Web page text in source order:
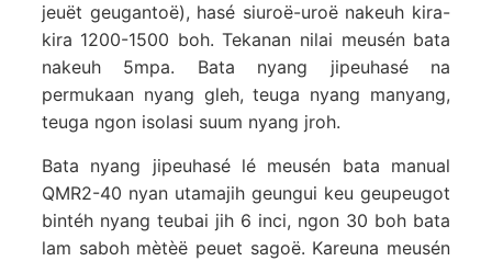
jeuët geugantoë), hasé siuroë-uroë nakeuh kira-
kira 1200-1500 boh. Tekanan nilai meusén bata
nakeuh 5mpa. Bata nyang jipeuhasé na
permukaan nyang gleh, teuga nyang manyang,
teuga ngon isolasi suum nyang jroh.
Bata nyang jipeuhasé lé meusén bata manual
QMR2-40 nyan utamajih geungui keu geupeugot
bintéh nyang teubai jih 6 inci, ngon 30 boh bata
lam saboh mètèë peuet sagoë. Kareuna meusén